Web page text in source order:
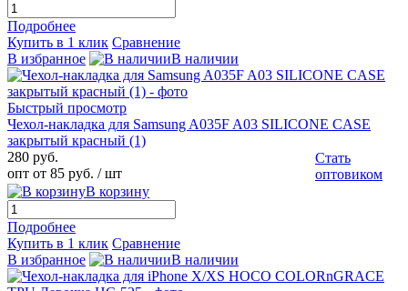
Подробнее
Купить в 1 клик Сравнение
В избранное
В наличии
Быстрый просмотр
Чехол-накладка для Samsung A035F A03 SILICONE CASE
закрытый красный (1)
280 руб.
опт от 85 руб. / шт
Стать
оптовиком
В корзину
Подробнее
Купить в 1 клик Сравнение
В избранное
В наличии